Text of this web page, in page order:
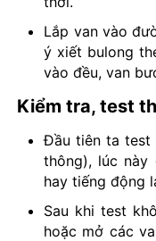
Lắp van vào
ý xiết bulong
vào đều, van
Kiểm tra, test
Đầu tiên ta test
thông), lúc
hay tiếng động
Sau khi test
hoặc mở các